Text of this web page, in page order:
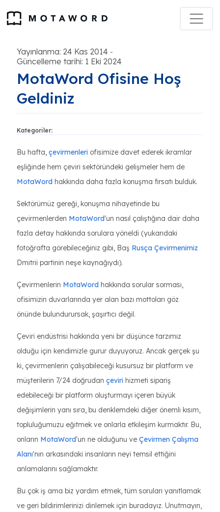
Yayınlanma: 24 Kas 2014 -
Güncelleme tarihi: 1 Eki 2024
MotaWord Ofisine Hoş
Geldiniz
Kategoriler:
Bu hafta, çevirmenleri ofisimize davet ederek ikramlar
eşliğinde hem çeviri sektöründeki gelişmeler hem de
MotaWord hakkında daha fazla konuşma fırsatı bulduk.
Sektörümüz gereği, konuşma nihayetinde bu
çevirmenlerden MotaWord'un nasıl çalıştığına dair daha
fazla detay hakkında sorulara yöneldi (yukarıdaki
fotoğrafta görebileceğiniz gibi, Baş Rusça Çevirmenimiz
Dmitrii partinin neşe kaynağıydı).
Çevirmenlerin MotaWord hakkında sorular sorması,
ofisimizin duvarlarında yer alan bazı mottoları göz
önünde bulundurursak, şaşırtıcı değil.
Çeviri endüstrisi hakkında yeni bir düşünce tarzımız
olduğu için kendimizle gurur duyuyoruz. Ancak gerçek şu
ki, çevirmenlerin çalışabileceği kusursuz bir platform ve
müşterilerin 7/24 doğrudan çeviri hizmeti sipariş
edebileceği bir platform oluşturmayı içeren büyük
değişimlerin yanı sıra, bu denklemdeki diğer önemli kısım,
topluluğumuzu eğitmek ve onlarla etkileşim kurmaktır. Bu,
onların MotaWord'un ne olduğunu ve Çevirmen Çalışma
Alanı'nın arkasındaki insanların neyi temsil ettiğini
anlamalarını sağlamaktır.
Bu çok iş ama biz yardım etmek, tüm soruları yanıtlamak
ve geri bildirimlerinizi dinlemek için buradayız. Unutmayın,